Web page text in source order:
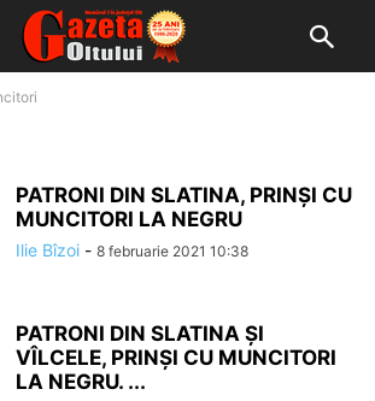
PATRONI DIN SLATINA, PRINȘI CU
MUNCITORI LA NEGRU
Ilie Bîzoi - 8 februarie 2021 10:38
PATRONI DIN SLATINA ȘI
VÎLCELE, PRINȘI CU MUNCITORI
LA NEGRU. ...